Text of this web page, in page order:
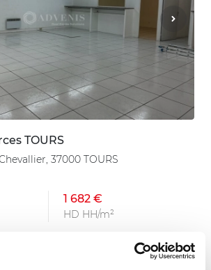
TOURS
37000 TOURS
1 682 €
HD HH/m²